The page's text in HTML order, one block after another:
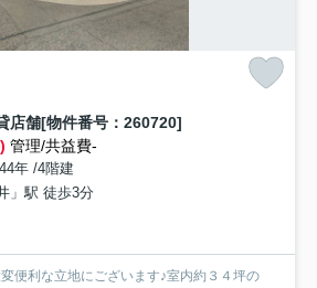
舗[物件番号：260720]
管理/共益費-
年 /4階建
」駅 徒歩3分
便利な立地にございます♪室内約３４坪の